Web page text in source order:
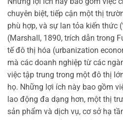
chuyên biệt, tiếp cận một thị
phù hợp, và sự lan tỏa kiến thức
(Marshall, 1890, trích dẫn trong
tế đô thị hóa (urbanization
mà các doanh nghiệp từ các
việc tập trung trong một đô thị
họ. Những lợi ích này bao gồm
lao động đa dạng hơn, một thị
sản phẩm và dịch vụ, cơ sở hạ